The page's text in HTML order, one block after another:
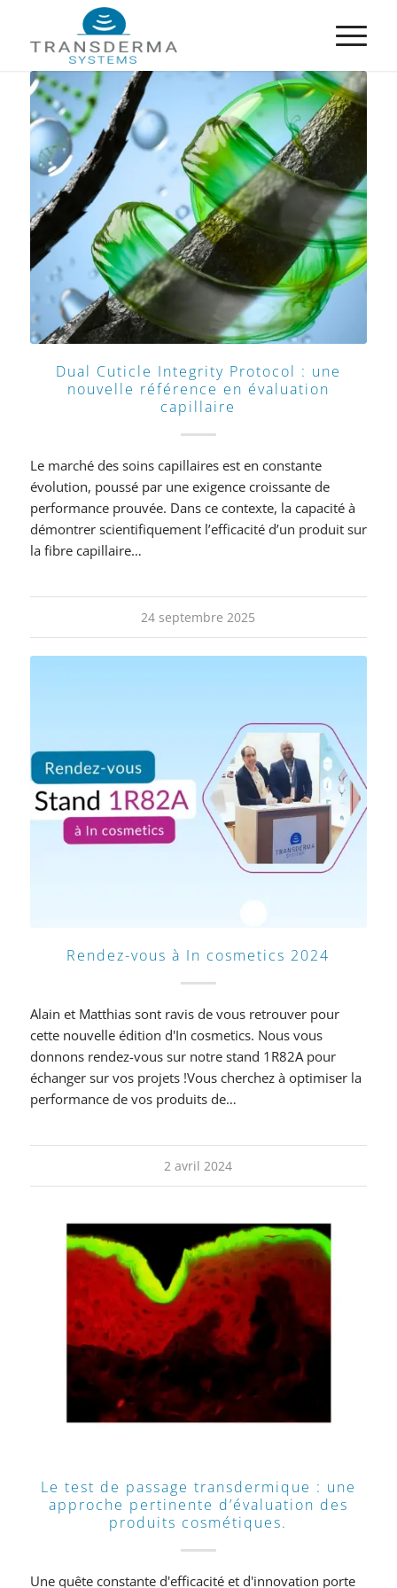
Dual Cuticle Integrity Protocol : une
nouvelle référence en évaluation
capillaire
Le marché des soins capillaires est en constante
évolution, poussé par une exigence croissante de
performance prouvée. Dans ce contexte, la capacité à
démontrer scientifiquement l’efficacité d’un produit sur
la fibre capillaire…
24 septembre 2025
Rendez-vous à In cosmetics 2024
Alain et Matthias sont ravis de vous retrouver pour
cette nouvelle édition d'In cosmetics. Nous vous
donnons rendez-vous sur notre stand 1R82A pour
échanger sur vos projets !Vous cherchez à optimiser la
performance de vos produits de…
2 avril 2024
Le test de passage transdermique : une
approche pertinente d’évaluation des
produits cosmétiques.
Une quête constante d'efficacité et d'innovation porte